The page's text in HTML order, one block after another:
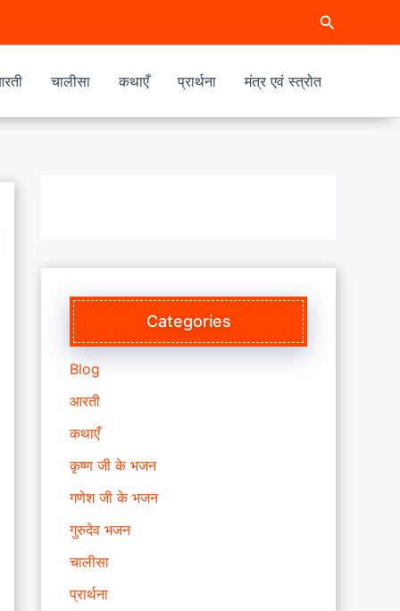
Search
चालीसा कथाएँ प्रार्थना मंत्र एवं स्त्रोत
Categories
Blog
आरती
कथाएँ
कृष्ण जी के भजन
गणेश जी के भजन
गुरुदेव भजन
चालीसा
प्रार्थना